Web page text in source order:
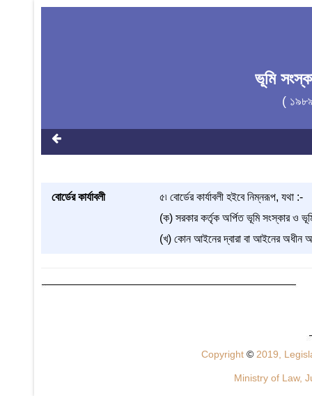
ভূমি
(
বোর্ডের কার্যাবলী
৫৷ বোর্ডের কার্যাবলী হইবে নিম্নরূপ, যথা :-
(ক) সরকার কর্তৃক অর্পিত ভূমি সংস্কার ও
(খ) কোন আইনের দ্বারা বা আইনের অধীন
Copyright © 2019,
Ministry of Law,